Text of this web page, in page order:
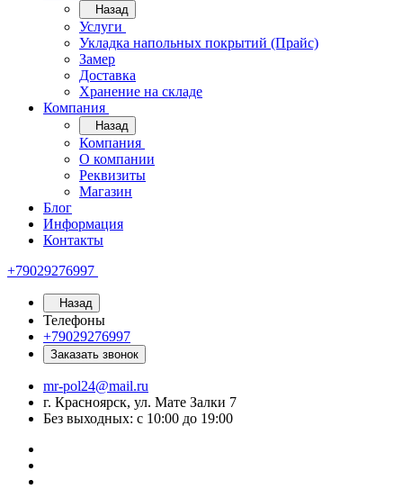
Назад
Услуги
Укладка напольных покрытий (Прайс)
Замер
Доставка
Хранение на складе
Компания
Назад
Компания
О компании
Реквизиты
Магазин
Блог
Информация
Контакты
+79029276997
Назад
Телефоны
+79029276997
Заказать звонок
mr-pol24@mail.ru
г. Красноярск, ул. Мате Залки 7
Без выходных: с 10:00 до 19:00